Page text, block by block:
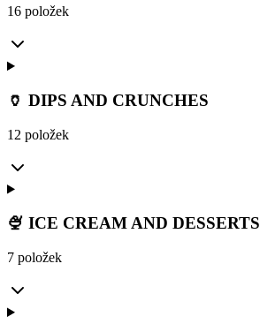
16 položek
🏺 DIPS AND CRUNCHES
12 položek
🍨 ICE CREAM AND DESSERTS
7 položek